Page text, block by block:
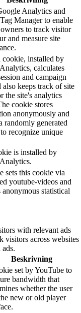
Analytics and
Manager to enable
to track visitor
and measure site
cookie, installed by
calculates
and campaign
also keeps track of site
the site's analytics
cookie stores
anonymously and
randomly generated
recognize unique
is installed by
sets this cookie via
youtube-videos and
anonymous statistical
with relevant ads
visitors across websites
Beskrivning
set by YouTube to
bandwidth that
whether the user
new or old player